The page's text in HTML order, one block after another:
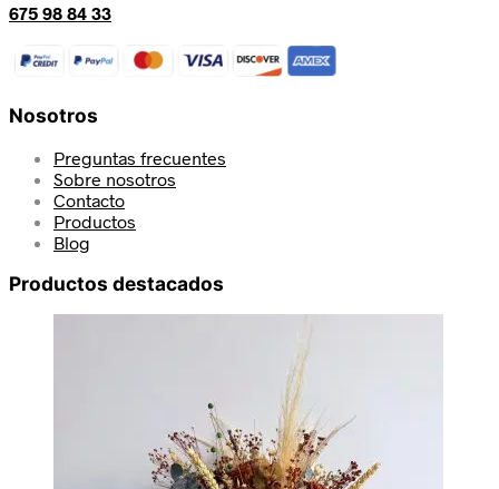
675 98 84 33
Nosotros
Preguntas frecuentes
Sobre nosotros
Contacto
Productos
Blog
Productos destacados